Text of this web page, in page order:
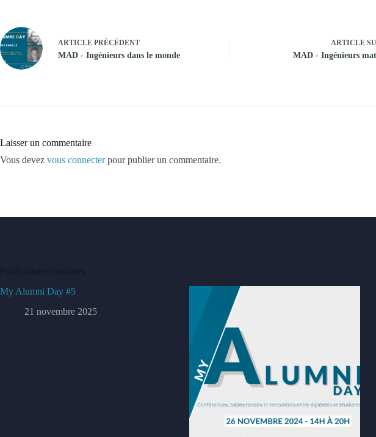
ARTICLE PRÉCÉDENT
MAD - Ingénieurs dans le monde
ARTICLE
MAD - Ingénieurs
Laisser un commentaire
Vous devez vous connecterpour publier un commentaire.
My Alumni Day #5
21 novembre 2025